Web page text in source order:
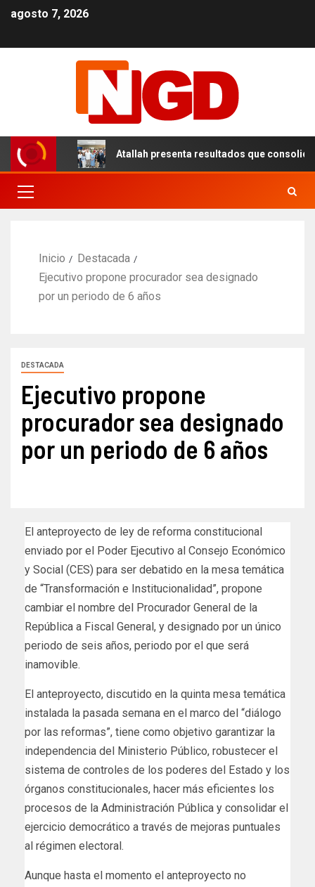
agosto 7, 2026
DN Atallah presenta resultados que consolidan un
Inicio
Destacada
Ejecutivo propone procurador sea designado
por un periodo de 6 años
DESTACADA
Ejecutivo propone
procurador sea designado
por un periodo de 6 años
El anteproyecto de ley de reforma constitucional
enviado por el Poder Ejecutivo al Consejo Económico
y Social (CES) para ser debatido en la mesa temática
de “Transformación e Institucionalidad”, propone
cambiar el nombre del Procurador General de la
República a Fiscal General, y designado por un único
periodo de seis años, periodo por el que será
inamovible.
El anteproyecto, discutido en la quinta mesa temática
instalada la pasada semana en el marco del “diálogo
por las reformas”, tiene como objetivo garantizar la
independencia del Ministerio Público, robustecer el
sistema de controles de los poderes del Estado y los
órganos constitucionales, hacer más eficientes los
procesos de la Administración Pública y consolidar el
ejercicio democrático a través de mejoras puntuales
al régimen electoral.
Aunque hasta el momento el anteproyecto no